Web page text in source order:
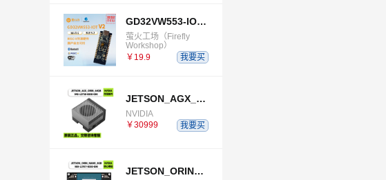
GD32VW553-IOT-V2
萤火工场（Firefly
Workshop）
￥19.9
我要买
JETSON_AGX_ORIN_64GB_DEVELOPER_KIT
NVIDIA
￥30999
我要买
JETSON_ORIN_NANO_8GB